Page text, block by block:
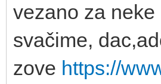
vezano za
svačime,
zove https://